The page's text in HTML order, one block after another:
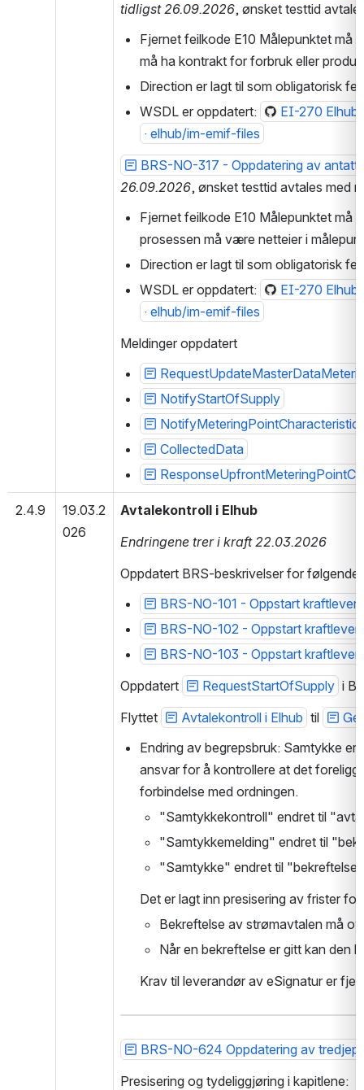
idligst 26.09.2026 , ønsket testtid
Fjernet feilkode E10 Målepunktet må
må ha kontrakt for forbruk eller
Direction er lagt til som obligatorisk
WSDL er oppdatert:
EI-270 Elhub
· elhub/im-emif-files
BRS-NO-317 - Oppdatering av antatt
6.09.2026 , ønsket testtid avtales med
Fjernet feilkode E10 Målepunktet må
prosessen må være netteier i
Direction er lagt til som obligatorisk
WSDL er oppdatert:
EI-270 Elhub
· elhub/im-emif-files
Meldinger oppdatert
NotifyStartOfSupply
CollectedData
2.4.9
19.03.2
026
Avtalekontroll i Elhub
Endringene trer i kraft 22.03.2026
Oppdatert BRS-beskrivelser for følgende
BRS-NO-101 - Oppstart
BRS-NO-102 - Oppstart
BRS-NO-103 - Oppstart
Oppdatert
RequestStartOfSupply i
Flyttet
Avtalekontroll i Elhub til
Endring av begrepsbruk: Samtykke
ansvar for å kontrollere at det
forbindelse med ordningen.
"Samtykkekontroll" endret til
"Samtykkemelding" endret til
"Samtykke" endret til
Det er lagt inn presisering av frister
Bekreftelse av strømavtalen må
Når en bekreftelse er gitt kan den
Krav til leverandør av eSignatur er
BRS-NO-624 Oppdatering av
Presisering og tydeliggjøring i kapitlene: